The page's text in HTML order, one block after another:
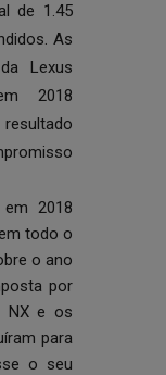
de 1.45
As
Lexus
2018
2018
todo o
o ano
por
NX e os
para
o seu